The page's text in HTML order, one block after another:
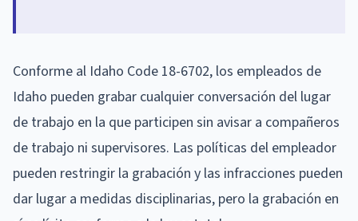
Conforme al Idaho Code 18-6702, los empleados de
Idaho pueden grabar cualquier conversación del lugar
de trabajo en la que participen sin avisar a compañeros
de trabajo ni supervisores. Las políticas del empleador
pueden restringir la grabación y las infracciones pueden
dar lugar a medidas disciplinarias, pero la grabación en